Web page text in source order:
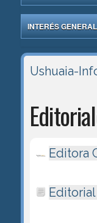
INTERÉS GENERAL
Ushuaia-
Editora